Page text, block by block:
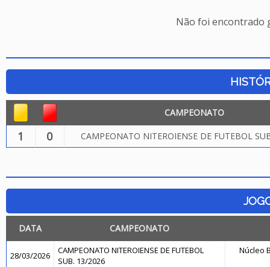
Não foi encontrado
CAMPEONATO
1 0 CAMPEONATO NITEROIENSE DE FUTEBOL
DATA CAMPEONATO
28/03/2026
CAMPEONATO NITEROIENSE DE FUTEBOL
SUB. 13/2026
Núcleo